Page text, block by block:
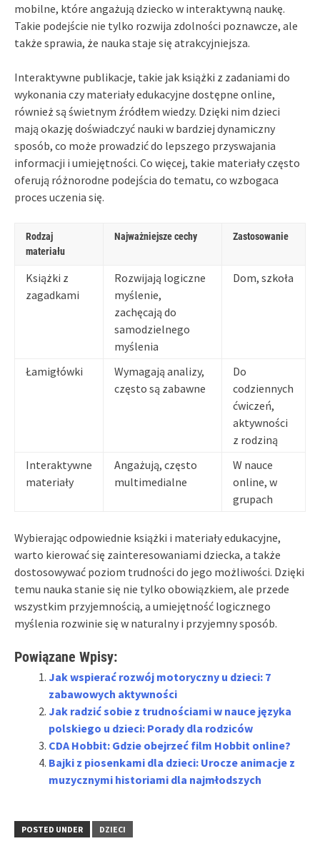
mobilne, które angażują dziecko w interaktywną naukę.
Takie podejście nie tylko rozwija zdolności poznawcze, ale
także sprawia, że nauka staje się atrakcyjniejsza.
Interaktywne publikacje, takie jak książki z zadaniami do
wykonania czy materiały edukacyjne dostępne online,
również są świetnym źródłem wiedzy. Dzięki nim dzieci
mają okazję doświadczyć nauki w bardziej dynamiczny
sposób, co może prowadzić do lepszego przyswajania
informacji i umiejętności. Co więcej, takie materiały często
oferują różnorodne podejścia do tematu, co wzbogaca
proces uczenia się.
Rodzaj
materiału
Najważniejsze cechy Zastosowanie
Książki z
zagadkami
Rozwijają logiczne
myślenie,
zachęcają do
samodzielnego
myślenia
Dom, szkoła
Łamigłówki
Wymagają analizy,
często są zabawne
Do
codziennych
ćwiczeń,
aktywności
z rodziną
Interaktywne
materiały
Angażują, często
multimedialne
W nauce
online, w
grupach
Wybierając odpowiednie książki i materiały edukacyjne,
warto kierować się zainteresowaniami dziecka, a także
dostosowywać poziom trudności do jego możliwości. Dzięki
temu nauka stanie się nie tylko obowiązkiem, ale przede
wszystkim przyjemnością, a umiejętność logicznego
myślenia rozwinie się w naturalny i przyjemny sposób.
Powiązane Wpisy:
Jak wspierać rozwój motoryczny u dzieci: 7
zabawowych aktywności
Jak radzić sobie z trudnościami w nauce języka
polskiego u dzieci: Porady dla rodziców
CDA Hobbit: Gdzie obejrzeć film Hobbit online?
Bajki z piosenkami dla dzieci: Urocze animacje z
muzycznymi historiami dla najmłodszych
POSTED UNDER DZIECI